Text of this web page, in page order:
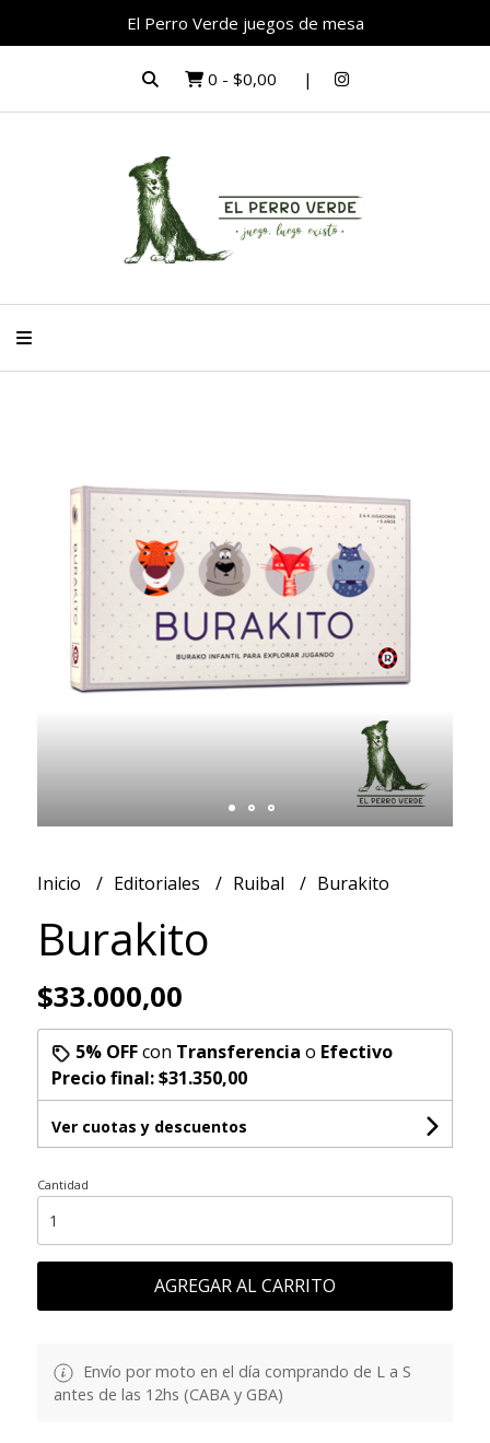
El Perro Verde juegos de mesa
0 - $0,00
Inicio Editoriales Ruibal Burakito
Burakito
$33.000,00
5% OFFcon Transferencia o Efectivo
Precio final:$31.350,00
Ver cuotas y descuentos
Cantidad
AGREGAR AL CARRITO
Envío por moto en el día comprando de L a S
antes de las 12hs (CABA y GBA)